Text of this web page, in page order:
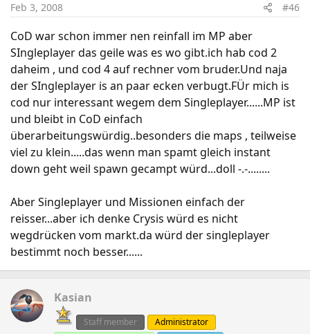
Feb 3, 2008 #46
CoD war schon immer nen reinfall im MP aber
SIngleplayer das geile was es wo gibt.ich hab cod 2
daheim , und cod 4 auf rechner vom bruder.Und naja
der SIngleplayer is an paar ecken verbugt.FÜr mich is
cod nur interessant wegem dem Singleplayer......MP ist
und bleibt in CoD einfach
überarbeitungswürdig..besonders die maps , teilweise
viel zu klein.....das wenn man spamt gleich instant
down geht weil spawn gecampt würd...doll -.-........
Aber Singleplayer und Missionen einfach der
reisser...aber ich denke Crysis würd es nicht
wegdrücken vom markt.da würd der singleplayer
bestimmt noch besser......
Kasian
Staff member
Administrator